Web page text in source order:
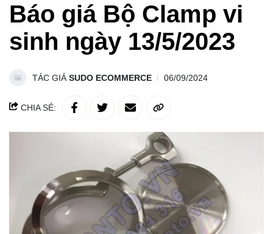
Báo giá Bộ Clamp vi
sinh ngày 13/5/2023
TÁC GIẢ SUDO ECOMMERCE 06/09/2024
CHIA SẺ: